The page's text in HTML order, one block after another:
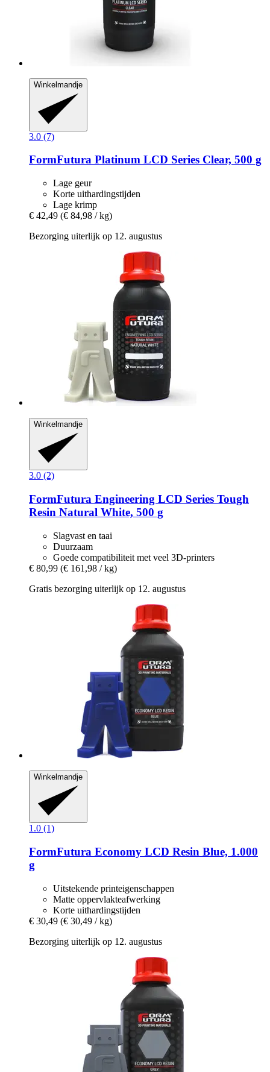
Winkelmandje
3.0 (7)
FormFutura Platinum LCD Series Clear, 500 g
Lage geur
Korte uithardingstijden
Lage krimp
€ 42,49 (€ 84,98 / kg)
Bezorging uiterlijk op 12. augustus
Winkelmandje
3.0 (2)
FormFutura Engineering LCD Series Tough
Resin Natural White, 500 g
Slagvast en taai
Duurzaam
Goede compatibiliteit met veel 3D-printers
€ 80,99 (€ 161,98 / kg)
Gratis bezorging uiterlijk op 12. augustus
Winkelmandje
1.0 (1)
FormFutura Economy LCD Resin Blue, 1.000
g
Uitstekende printeigenschappen
Matte oppervlakteafwerking
Korte uithardingstijden
€ 30,49 (€ 30,49 / kg)
Bezorging uiterlijk op 12. augustus